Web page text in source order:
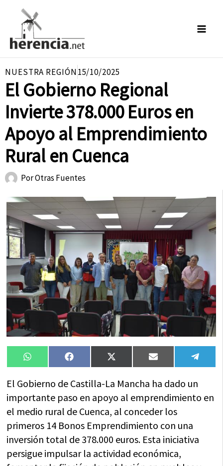
contenido
NUESTRA REGIÓN15/10/2025
El Gobierno Regional
Invierte 378.000 Euros en
Apoyo al Emprendimiento
Rural en Cuenca
PorOtras Fuentes
Compartir
en
WhatsAppCompartir
en
FacebookCompartir
en
X
(Twitter)
Compartir
en
Email
en
El Gobierno de Castilla-La Mancha ha dado un
importante paso en apoyo al emprendimiento en
el medio rural de Cuenca, al conceder los
primeros 14 Bonos Emprendimiento con una
inversión total de 378.000 euros. Esta iniciativa
persigue impulsar la actividad económica,